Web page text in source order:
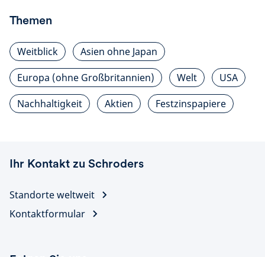
Themen
Weitblick
Asien ohne Japan
Europa (ohne Großbritannien)
Welt
USA
Nachhaltigkeit
Aktien Festzinspapiere
Ihr Kontakt zu Schroders
Standorte weltweit
Kontaktformular